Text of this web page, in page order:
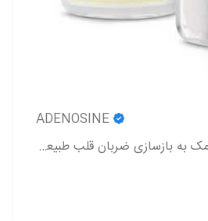
داروی آدنوزین برای کمک به بازسازی ضربان قلب طبیعی در افرادی که دارای اختلالات ریتم قلب هستند، استفاده می‌شود.